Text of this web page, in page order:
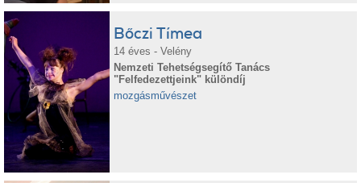
Bőczi Tímea
14 éves - Velény
Nemzeti Tehetségsegítő Tanács
"Felfedezettjeink" különdíj
mozgásművészet